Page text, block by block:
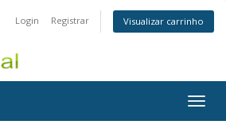
Login Registrar Visualizar carrinho